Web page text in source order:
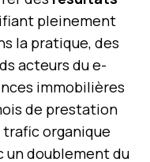
pleinement
la pratique, des
acteurs du e-
immobilières
de prestation
organique
un doublement du